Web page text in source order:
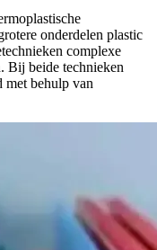
onderdelen plastic
complexe
Bij beide technieken
met behulp van